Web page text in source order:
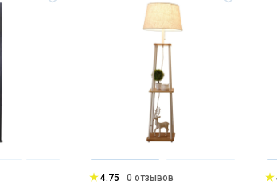
4.75 0 отзывов